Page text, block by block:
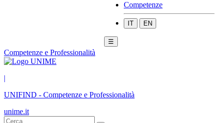
Competenze
IT EN
☰
Competenze e Professionalità
|
UNIFIND - Competenze e Professionalità
unime.it